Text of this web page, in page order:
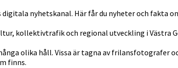
nyhetskanal. Här får du nyheter och fakta
kollektivtrafik och regional utveckling i Västra
olika håll. Vissa är tagna av
finns.